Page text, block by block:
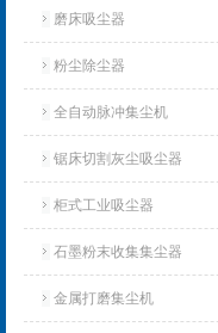
磨床吸尘器
粉尘除尘器
全自动脉冲集尘机
锯床切割灰尘吸尘器
柜式工业吸尘器
石墨粉末收集集尘器
金属打磨集尘机